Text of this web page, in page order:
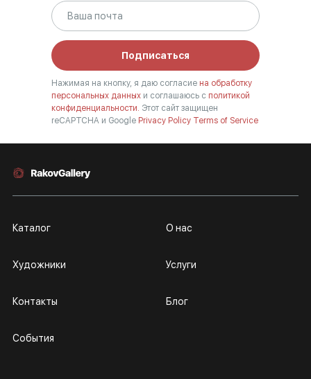
Подписаться
Нажимая на кнопку, я даю согласие на обработку
персональных данных и соглашаюсь с политикой
конфиденциальности. Этот сайт защищен
reCAPTCHA и Google Privacy Policy Terms of Service
Каталог
Художники
Контакты
События
О нас
Услуги
Блог